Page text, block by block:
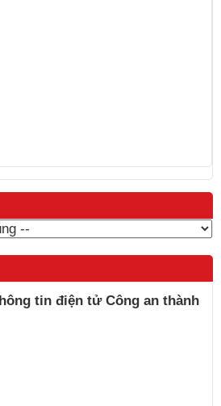
tin điện tử Công an thành